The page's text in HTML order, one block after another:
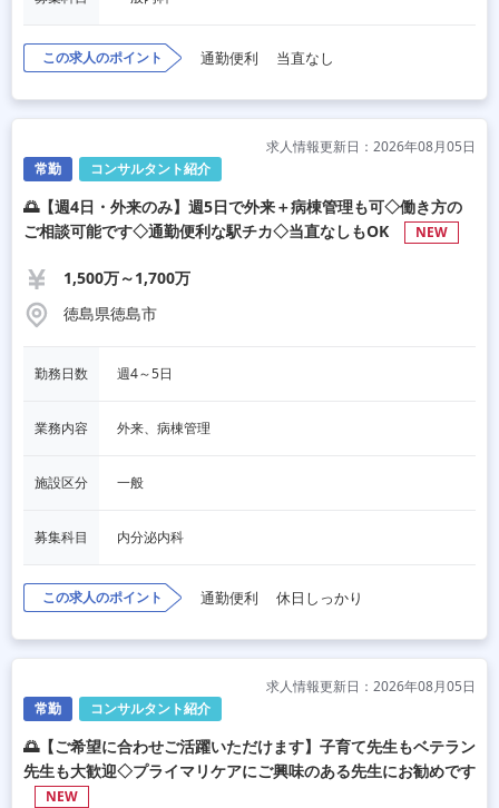
この求人のポイント 通勤便利 当直なし
常勤 コンサルタント紹介
求人情報更新日：2026年08月05日
🌅【週4日・外来のみ】週5日で外来＋病棟管理も可◇働き方の
ご相談可能です◇通勤便利な駅チカ◇当直なしもOK
NEW
1,500万～1,700万
徳島県徳島市
勤務日数 週4～5日
業務内容 外来、病棟管理
施設区分 一般
募集科目 内分泌内科
この求人のポイント 通勤便利 休日しっかり
常勤 コンサルタント紹介
求人情報更新日：2026年08月05日
🌅【ご希望に合わせご活躍いただけます】子育て先生もベテラン
先生も大歓迎◇プライマリケアにご興味のある先生にお勧めです
NEW